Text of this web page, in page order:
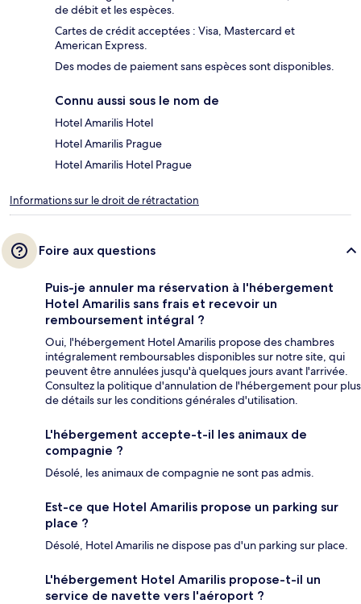
de débit et les espèces.
Cartes de crédit acceptées : Visa, Mastercard et
American Express.
Des modes de paiement sans espèces sont disponibles.
Connu aussi sous le nom de
Hotel Amarilis Hotel
Hotel Amarilis Prague
Hotel Amarilis Hotel Prague
Informations sur le droit de rétractation
Foire aux questions
Puis-je annuler ma réservation à l'hébergement
Hotel Amarilis sans frais et recevoir un
remboursement intégral ?
Oui, l'hébergement Hotel Amarilis propose des chambres
intégralement remboursables disponibles sur notre site, qui
peuvent être annulées jusqu'à quelques jours avant l'arrivée.
Consultez la politique d'annulation de l'hébergement pour plus
de détails sur les conditions générales d'utilisation.
L'hébergement accepte-t-il les animaux de
compagnie ?
Désolé, les animaux de compagnie ne sont pas admis.
Est-ce que Hotel Amarilis propose un parking sur
place ?
Désolé, Hotel Amarilis ne dispose pas d'un parking sur place.
L'hébergement Hotel Amarilis propose-t-il un
service de navette vers l'aéroport ?